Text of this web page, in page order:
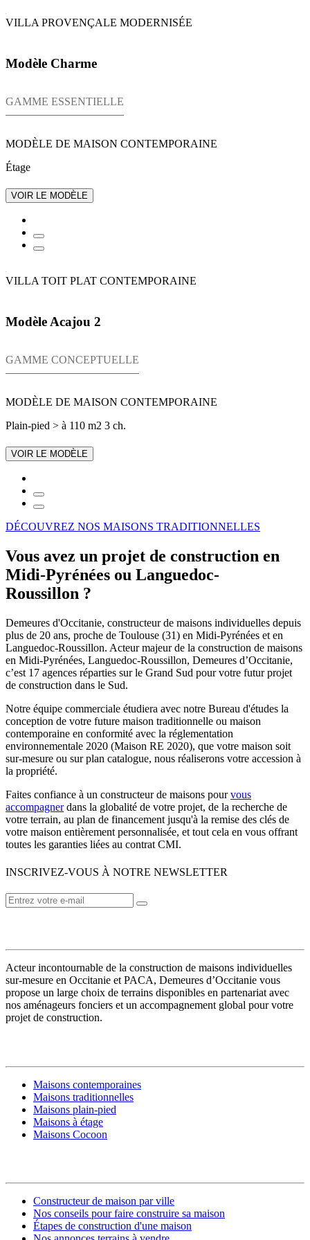
VILLA PROVENÇALE MODERNISÉE
Modèle Charme
GAMME ESSENTIELLE
MODÈLE DE MAISON CONTEMPORAINE
Étage
VOIR LE MODÈLE
VILLA TOIT PLAT CONTEMPORAINE
Modèle Acajou 2
GAMME CONCEPTUELLE
MODÈLE DE MAISON CONTEMPORAINE
Plain-pied > à 110 m2 3 ch.
VOIR LE MODÈLE
DÉCOUVREZ NOS MAISONS TRADITIONNELLES
Vous avez un projet de construction en
Midi-Pyrénées ou Languedoc-
Roussillon ?
Demeures d'Occitanie, constructeur de maisons individuelles depuis
plus de 20 ans, proche de Toulouse (31) en Midi-Pyrénées et en
Languedoc-Roussillon. Acteur majeur de la construction de maisons
en Midi-Pyrénées, Languedoc-Roussillon, Demeures d’Occitanie,
c’est 17 agences réparties sur le Grand Sud pour votre futur projet
de construction dans le Sud.
Notre équipe commerciale étudiera avec notre Bureau d'études la
conception de votre future maison traditionnelle ou maison
contemporaine en conformité avec la réglementation
environnementale 2020 (Maison RE 2020), que votre maison soit
sur-mesure ou sur plan catalogue, nous réaliserons votre accession à
la propriété.
Faites confiance à un constructeur de maisons pourvous
accompagnerdans la globalité de votre projet, de la recherche de
votre terrain, au plan de financement jusqu'à la remise des clés de
votre maison entièrement personnalisée, et tout cela en vous offrant
toutes les garanties liées au contrat CMI.
INSCRIVEZ-VOUS À NOTRE NEWSLETTER
Acteur incontournable de la construction de maisons individuelles
sur-mesure en Occitanie et PACA, Demeures d’Occitanie vous
propose un large choix de terrains disponibles en partenariat avec
nos aménageurs fonciers et un accompagnement global pour votre
projet de construction.
Maisons contemporaines
Maisons traditionnelles
Maisons plain-pied
Maisons à étage
Maisons Cocoon
Constructeur de maison par ville
Nos conseils pour faire construire sa maison
Étapes de construction d'une maison